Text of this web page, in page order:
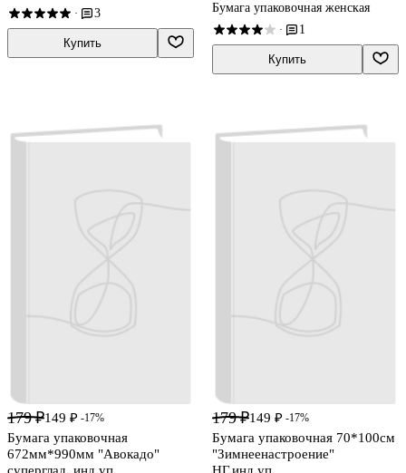
· 3
Купить
Бумага упаковочная женская
· 1
Купить
179 ₽149 ₽ -17%
Бумага упаковочная
672мм*990мм "Авокадо"
179 ₽149 ₽ -17%
Бумага упаковочная 70*100см
"Зимнеенастроение"